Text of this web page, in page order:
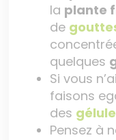
la plante
de
quelques
Si vous
faisons
des
Pensez à